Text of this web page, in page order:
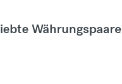
Währungspaare